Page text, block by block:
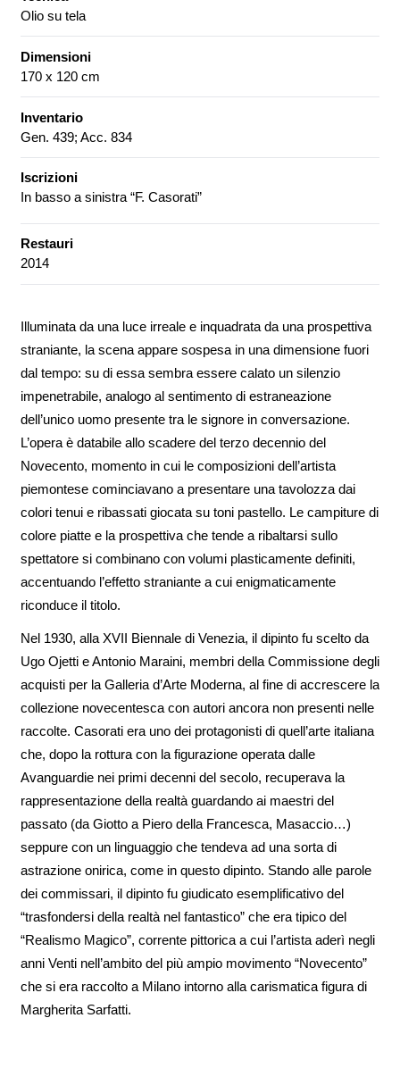
Olio su tela
Dimensioni
170 x 120 cm
Inventario
Gen. 439; Acc. 834
Iscrizioni
In basso a sinistra “F. Casorati”
Restauri
2014
Illuminata da una luce irreale e inquadrata da una prospettiva
straniante, la scena appare sospesa in una dimensione fuori
dal tempo: su di essa sembra essere calato un silenzio
impenetrabile, analogo al sentimento di estraneazione
dell’unico uomo presente tra le signore in conversazione.
L’opera è databile allo scadere del terzo decennio del
Novecento, momento in cui le composizioni dell’artista
piemontese cominciavano a presentare una tavolozza dai
colori tenui e ribassati giocata su toni pastello. Le campiture di
colore piatte e la prospettiva che tende a ribaltarsi sullo
spettatore si combinano con volumi plasticamente definiti,
accentuando l’effetto straniante a cui enigmaticamente
riconduce il titolo.
Nel 1930, alla XVII Biennale di Venezia, il dipinto fu scelto da
Ugo Ojetti e Antonio Maraini, membri della Commissione degli
acquisti per la Galleria d’Arte Moderna, al fine di accrescere la
collezione novecentesca con autori ancora non presenti nelle
raccolte. Casorati era uno dei protagonisti di quell’arte italiana
che, dopo la rottura con la figurazione operata dalle
Avanguardie nei primi decenni del secolo, recuperava la
rappresentazione della realtà guardando ai maestri del
passato (da Giotto a Piero della Francesca, Masaccio…)
seppure con un linguaggio che tendeva ad una sorta di
astrazione onirica, come in questo dipinto. Stando alle parole
dei commissari, il dipinto fu giudicato esemplificativo del
“trasfondersi della realtà nel fantastico” che era tipico del
“Realismo Magico”, corrente pittorica a cui l’artista aderì negli
anni Venti nell’ambito del più ampio movimento “Novecento”
che si era raccolto a Milano intorno alla carismatica figura di
Margherita Sarfatti.